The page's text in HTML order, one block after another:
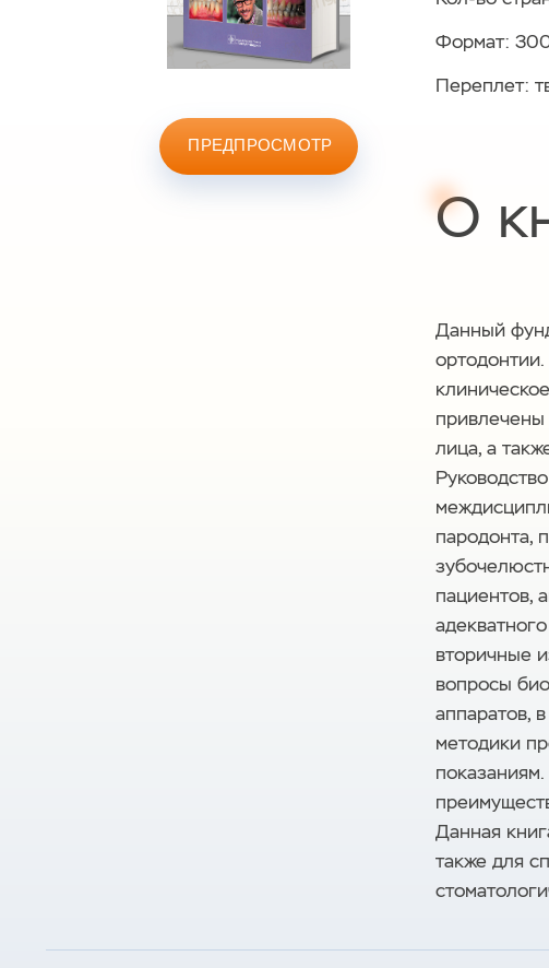
ПРЕДПРОСМОТР
Формат:
Переплет:
О
Данный
привлечены
лица, а
пародонта,
пациентов,
вторичные
вопросы
аппаратов,
методики
Данная
также для